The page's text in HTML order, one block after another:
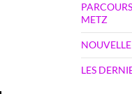
METZ
LES